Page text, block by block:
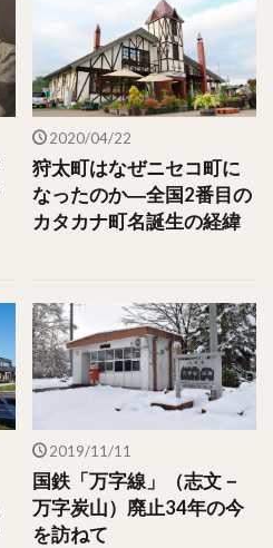
2020/04/22
狩太町はなぜニセコ町に
なったのか―全国2番目の
カタカナ町名誕生の経緯
2019/11/11
国鉄「万字線」（志文－
万字炭山）廃止34年の今
を訪ねて